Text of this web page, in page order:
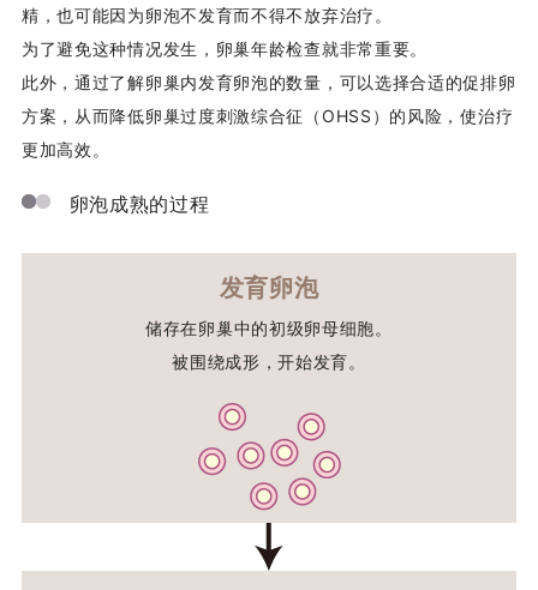
精，也可能因为卵泡不发育而不得不放弃治疗。
为了避免这种情况发生，卵巢年龄检查就非常重要。
此外，通过了解卵巢内发育卵泡的数量，可以选择合适的促排卵
方案，从而降低卵巢过度刺激综合征（OHSS）的风险，使治疗
更加高效。
卵泡成熟的过程
发育卵泡
储存在卵巢中的初级卵母细胞。
被围绕成形，开始发育。